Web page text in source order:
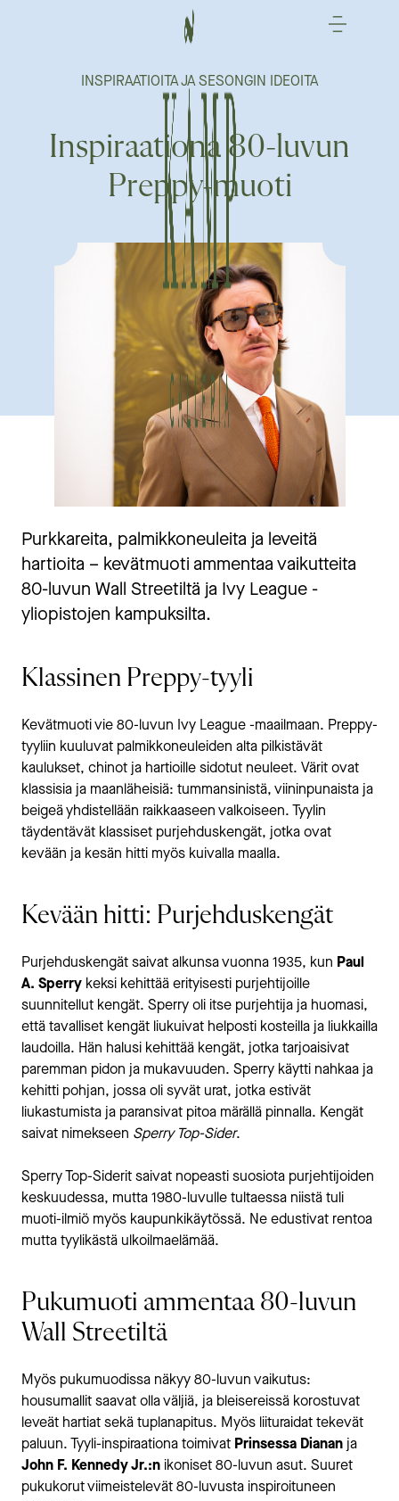
INSPIRAATIOITA JA SESONGIN IDEOITA
Inspiraationa 80-luvun
Preppy-muoti
Purkkareita, palmikkoneuleita ja leveitä
hartioita – kevätmuoti ammentaa vaikutteita
80-luvun Wall Streetiltä ja Ivy League -
yliopistojen kampuksilta.
Klassinen Preppy-tyyli
Kevätmuoti vie 80-luvun Ivy League -maailmaan. Preppy-
tyyliin kuuluvat palmikkoneuleiden alta pilkistävät
kaulukset, chinot ja hartioille sidotut neuleet. Värit ovat
klassisia ja maanläheisiä: tummansinistä, viininpunaista ja
beigeä yhdistellään raikkaaseen valkoiseen. Tyylin
täydentävät klassiset purjehduskengät, jotka ovat
kevään ja kesän hitti myös kuivalla maalla.
Kevään hitti: Purjehduskengät
Purjehduskengät saivat alkunsa vuonna 1935, kun Paul
A. Sperry keksi kehittää erityisesti purjehtijoille
suunnitellut kengät. Sperry oli itse purjehtija ja huomasi,
että tavalliset kengät liukuivat helposti kosteilla ja liukkailla
laudoilla. Hän halusi kehittää kengät, jotka tarjoaisivat
paremman pidon ja mukavuuden. Sperry käytti nahkaa ja
kehitti pohjan, jossa oli syvät urat, jotka estivät
liukastumista ja paransivat pitoa märällä pinnalla. Kengät
saivat nimekseen Sperry Top-Sider.
Sperry Top-Siderit saivat nopeasti suosiota purjehtijoiden
keskuudessa, mutta 1980-luvulle tultaessa niistä tuli
muoti-ilmiö myös kaupunkikäytössä. Ne edustivat rentoa
mutta tyylikästä ulkoilmaelämää.
Pukumuoti ammentaa 80-luvun
Wall Streetiltä
Myös pukumuodissa näkyy 80-luvun vaikutus:
housumallit saavat olla väljiä, ja bleisereissä korostuvat
leveät hartiat sekä tuplanapitus. Myös liituraidat tekevät
paluun. Tyyli-inspiraationa toimivat Prinsessa Dianan ja
John F. Kennedy Jr.:n ikoniset 80-luvun asut. Suuret
pukukorut viimeistelevät 80-luvusta inspiroituneen